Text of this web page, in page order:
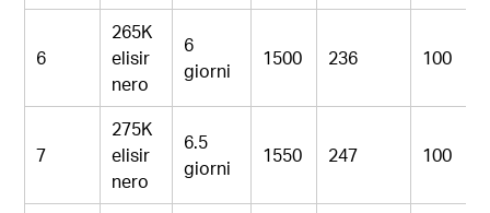
6
265K
elisir
nero
6
giorni
1500 236 100
7
275K
elisir
nero
6.5
giorni
1550 247 100